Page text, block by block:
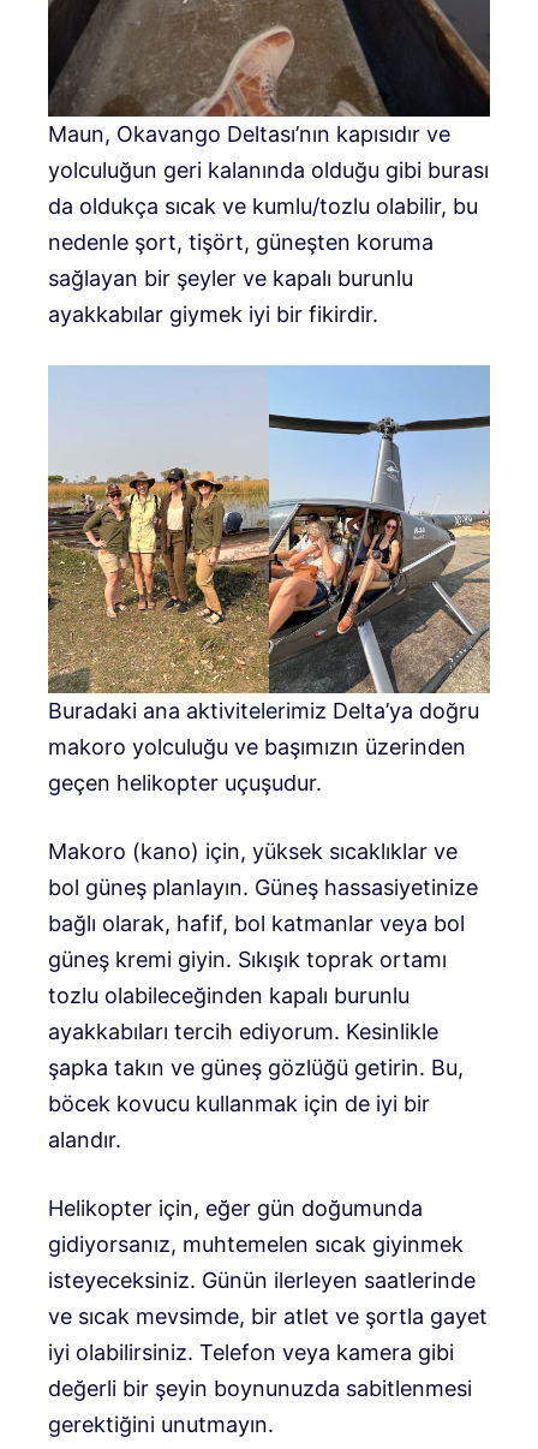
Maun, Okavango Deltası’nın kapısıdır ve
yolculuğun geri kalanında olduğu gibi burası
da oldukça sıcak ve kumlu/tozlu olabilir, bu
nedenle şort, tişört, güneşten koruma
sağlayan bir şeyler ve kapalı burunlu
ayakkabılar giymek iyi bir fikirdir.
Buradaki ana aktivitelerimiz Delta’ya doğru
makoro yolculuğu ve başımızın üzerinden
geçen helikopter uçuşudur.
Makoro (kano) için, yüksek sıcaklıklar ve
bol güneş planlayın. Güneş hassasiyetinize
bağlı olarak, hafif, bol katmanlar veya bol
güneş kremi giyin. Sıkışık toprak ortamı
tozlu olabileceğinden kapalı burunlu
ayakkabıları tercih ediyorum. Kesinlikle
şapka takın ve güneş gözlüğü getirin. Bu,
böcek kovucu kullanmak için de iyi bir
alandır.
Helikopter için, eğer gün doğumunda
gidiyorsanız, muhtemelen sıcak giyinmek
isteyeceksiniz. Günün ilerleyen saatlerinde
ve sıcak mevsimde, bir atlet ve şortla gayet
iyi olabilirsiniz. Telefon veya kamera gibi
değerli bir şeyin boynunuzda sabitlenmesi
gerektiğini unutmayın.